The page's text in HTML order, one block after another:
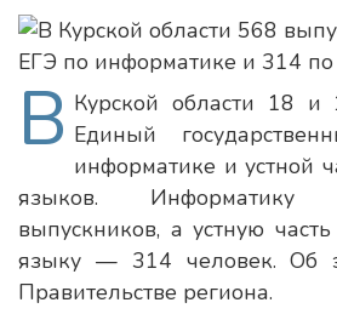
В Курской области 18
Единый
информатике и устной
языков.
выпускников, а устную
языку — 314 человек. Об
Правительстве региона.